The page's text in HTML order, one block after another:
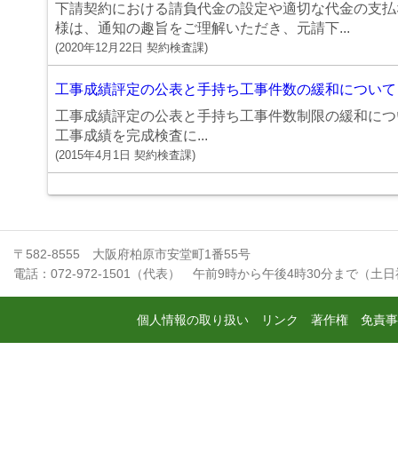
下請契約における請負代金の設定や適切な代金の支
様は、通知の趣旨をご理解いただき、元請下...
(2020年12月22日 契約検査課)
工事成績評定の公表と手持ち工事件数の緩和について
工事成績評定の公表と手持ち工事件数制限の緩和に
工事成績を完成検査に...
(2015年4月1日 契約検査課)
〒582-8555 大阪府柏原市安堂町1番55号
電話：072-972-1501（代表） 午前9時から午後4時30分まで（土
個人情報の取り扱い リンク 著作権 免責